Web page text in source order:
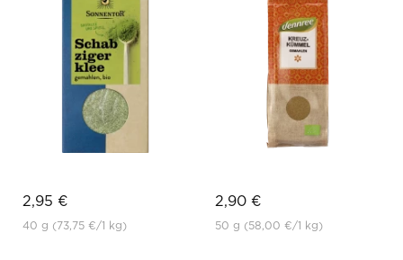
2,95 €
40 g (73,75 €/1 kg)
2,90 €
50 g (58,00 €/1 kg)